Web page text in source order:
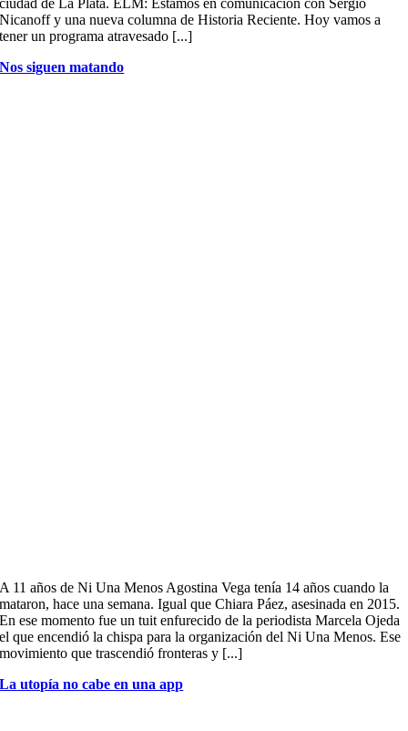
ciudad de La Plata. ELM: Estamos en comunicación con Sergio
Nicanoff y una nueva columna de Historia Reciente. Hoy vamos a
tener un programa atravesado [...]
Nos siguen matando
A 11 años de Ni Una Menos Agostina Vega tenía 14 años cuando la
mataron, hace una semana. Igual que Chiara Páez, asesinada en 2015.
En ese momento fue un tuit enfurecido de la periodista Marcela Ojeda
el que encendió la chispa para la organización del Ni Una Menos. Ese
movimiento que trascendió fronteras y [...]
La utopía no cabe en una app